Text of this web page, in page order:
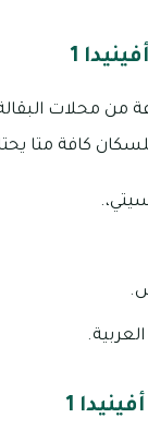
1
كافة متا
1